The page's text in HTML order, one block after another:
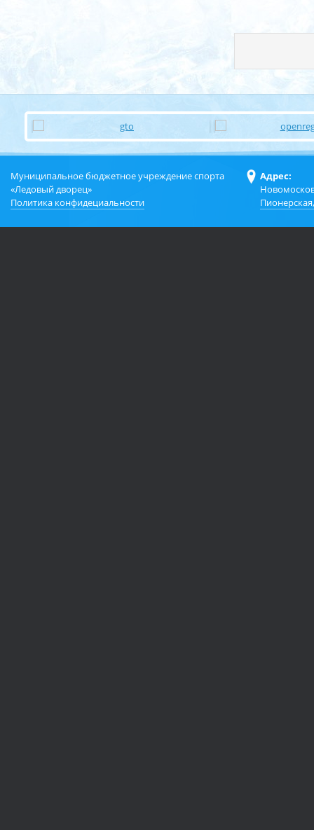
Муниципальное бюджетное учреждение спорта
«Ледовый дворец»
Политика конфидециальности
Адрес: